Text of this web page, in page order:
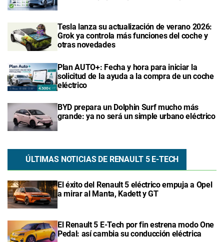
Tesla lanza su actualización de verano 2026:
Grok ya controla más funciones del coche y
otras novedades
Plan AUTO+: Fecha y hora para iniciar la
solicitud de la ayuda a la compra de un coche
eléctrico
BYD prepara un Dolphin Surf mucho más
grande: ya no será un simple urbano eléctrico
ÚLTIMAS NOTICIAS DE RENAULT 5 E-TECH
El éxito del Renault 5 eléctrico empuja a Opel
a mirar al Manta, Kadett y GT
El Renault 5 E-Tech por fin estrena modo One
Pedal: así cambia su conducción eléctrica